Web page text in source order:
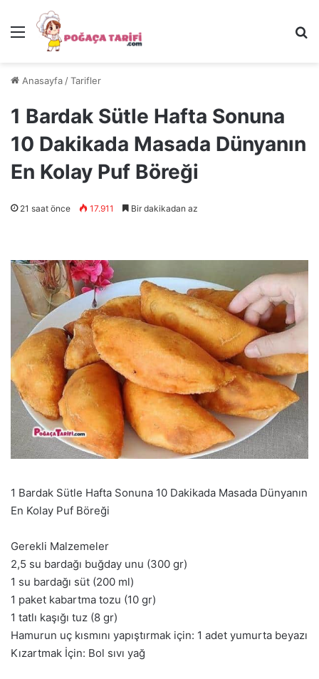
Menü
Anasayfa /Tarifler
1 Bardak Sütle Hafta Sonuna
10 Dakikada Masada Dünyanın
En Kolay Puf Böreği
21 saat önce 17.911 Bir dakikadan az
1 Bardak Sütle Hafta Sonuna 10 Dakikada Masada Dünyanın
En Kolay Puf Böreği
Gerekli Malzemeler
2,5 su bardağı buğday unu (300 gr)
1 su bardağı süt (200 ml)
1 paket kabartma tozu (10 gr)
1 tatlı kaşığı tuz (8 gr)
Hamurun uç kısmını yapıştırmak için: 1 adet yumurta beyazı
Kızartmak İçin: Bol sıvı yağ